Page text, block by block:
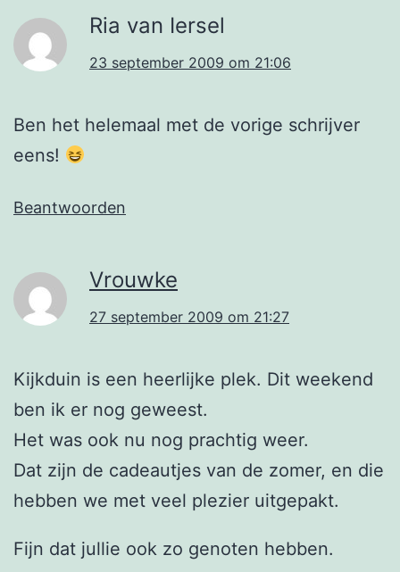
Ria van Iersel
23 september 2009 om 21:06
Ben het helemaal met de vorige schrijver
eens!
Beantwoorden
Vrouwke
27 september 2009 om 21:27
Kijkduin is een heerlijke plek. Dit weekend
ben ik er nog geweest.
Het was ook nu nog prachtig weer.
Dat zijn de cadeautjes van de zomer, en die
hebben we met veel plezier uitgepakt.
Fijn dat jullie ook zo genoten hebben.